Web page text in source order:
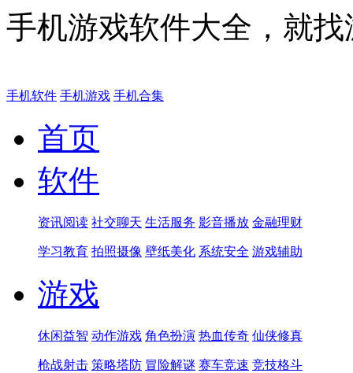
手机游戏软件大全，就
手机软件 手机游戏 手机合集
首页
软件
资讯阅读 社交聊天 生活服务 影音播放 金融理财
学习教育 拍照摄像 壁纸美化 系统安全 游戏辅助
游戏
休闲益智 动作游戏 角色扮演 热血传奇 仙侠修真
枪战射击 策略塔防 冒险解谜 赛车竞速 竞技格斗